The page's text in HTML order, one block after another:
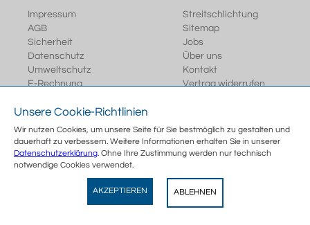
Impressum
AGB
Sicherheit
Datenschutz
Umweltschutz
E-Rechnung
Streitschlichtung
Sitemap
Jobs
Über uns
Kontakt
Vertrag widerrufen
Wegertseder
GRATIS - Im Play Store
Unsere Cookie-Richtlinien
Wir nutzen Cookies, um unsere Seite für Sie bestmöglich zu gestalten und
dauerhaft zu verbessern. Weitere Informationen erhalten Sie in unserer
Datenschutzerklärung. Ohne Ihre Zustimmung werden nur technisch
notwendige Cookies verwendet.
AKZEPTIEREN ABLEHNEN